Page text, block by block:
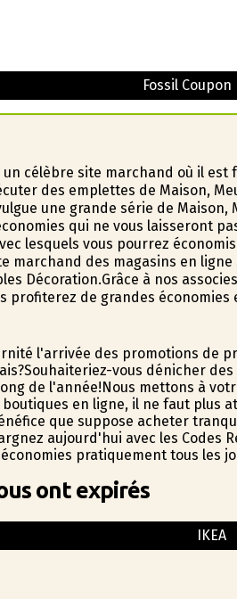
Fossil
célèbre site marchand où il est
des emplettes de Maison,
une grande série de
qui ne vous laisseront
lesquels vous pourrez
marchand des magasins en
Décoration.Grâce à nos
profiterez de grandes économies
l'arrivée des promotions de
vous dénicher
de l'année!Nous mettons à
en ligne, il ne faut plus
que suppose acheter
aujourd'hui avec les
pratiquement tous les
ont expirés
IKEA